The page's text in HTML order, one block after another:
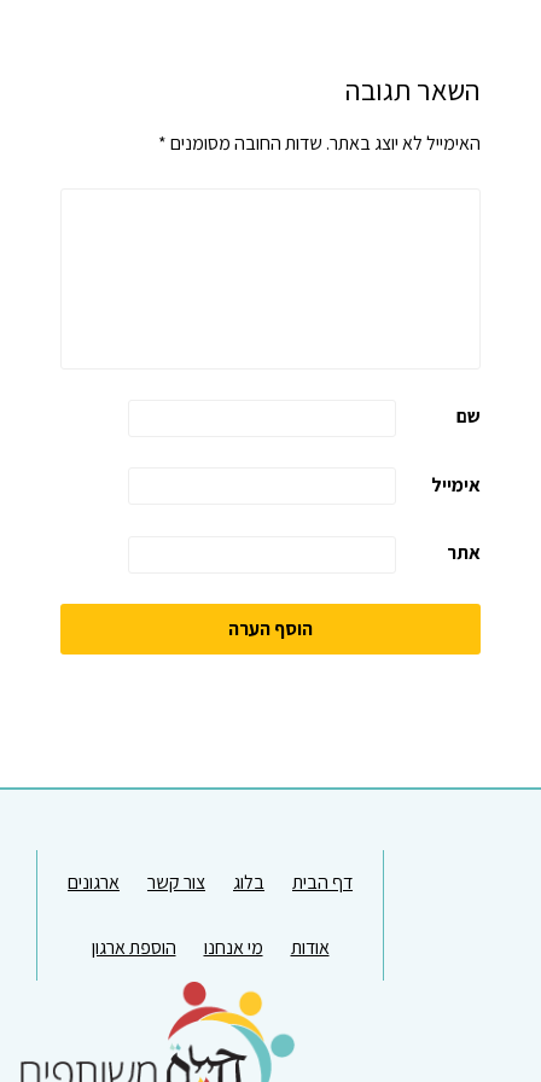
השאר תגובה
האימייל לא יוצג באתר. שדות החובה מסומנים*
שם
אימייל
אתר
דף הבית בלוג צור קשר ארגונים
אודות מי אנחנו הוספת ארגון